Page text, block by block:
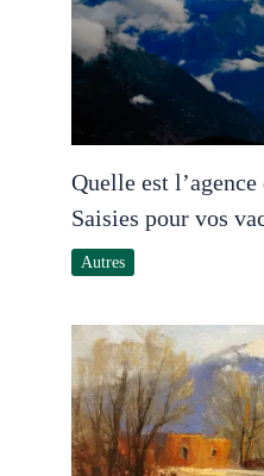
Quelle est
Saisies pour vos
Autres